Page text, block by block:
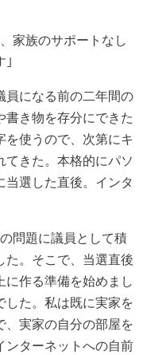
家族のサポートなし
｣
になる前の二年間の
き物を存分にできた
を使うので、次第にキ
てきた。本格的にパソ
選した直後。インタ
問題に議員として積
た。そこで、当選直後
作る準備を始めまし
した。私は既に実家を
、実家の自分の部屋を
ンターネットへの自前